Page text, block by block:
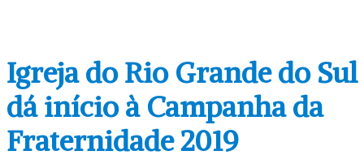
Igreja do Rio Grande do Sul
dá início à Campanha da
Fraternidade 2019